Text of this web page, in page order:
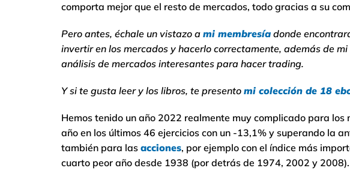
comporta mejor que el resto de mercados, todo gracias a su
Pero antes, échale un vistazo a mi membresía donde
invertir en los mercados y hacerlo correctamente, además de
análisis de mercados interesantes para hacer trading.
Y si te gusta leer y los libros, te presento mi colección de 18
Hemos tenido un año 2022 realmente muy complicado para los
año en los últimos 46 ejercicios con un -13,1% y superando la
también para las acciones, por ejemplo con el índice más
cuarto peor año desde 1938 (por detrás de 1974, 2002 y 2008).